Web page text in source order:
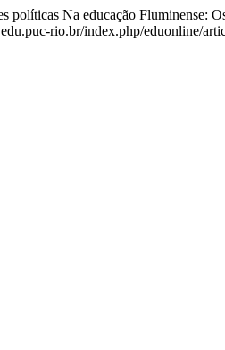
políticas Na educação Fluminense:
rio.br/index.php/eduonline/